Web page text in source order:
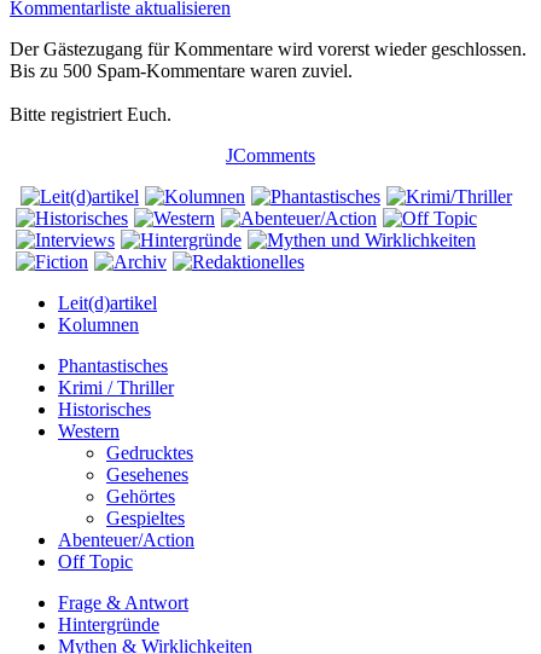
Kommentarliste aktualisieren
Der Gästezugang für Kommentare wird vorerst wieder geschlossen.
Bis zu 500 Spam-Kommentare waren zuviel.
Bitte registriert Euch.
JComments
Leit(d)artikel
Kolumnen
Phantastisches
Krimi / Thriller
Historisches
Western
Gedrucktes
Gesehenes
Gehörtes
Gespieltes
Abenteuer/Action
Off Topic
Frage & Antwort
Hintergründe
Mythen & Wirklichkeiten